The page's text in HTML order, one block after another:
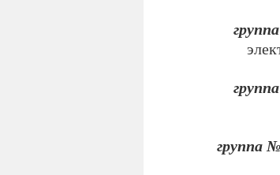
группа